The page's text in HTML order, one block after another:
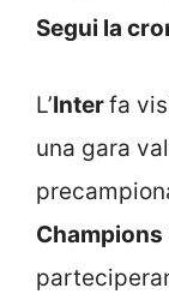
Segui la
L’Interfa
una gara
Champions